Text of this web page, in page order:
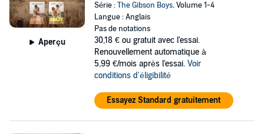
Aperçu
Série :The Gibson Boys, Volume 1-4
Langue : Anglais
Pas de notations
30,18 € ou gratuit avec l'essai.
Renouvellement automatique à
5,99 €/mois après l'essai. Voir
conditions d'éligibilité
Essayez Standard gratuitement